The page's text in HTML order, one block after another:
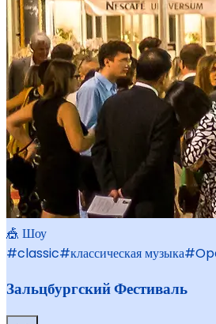
🎪 Шоу
#classic#классическая музыка#
Зальцбургский Фестиваль